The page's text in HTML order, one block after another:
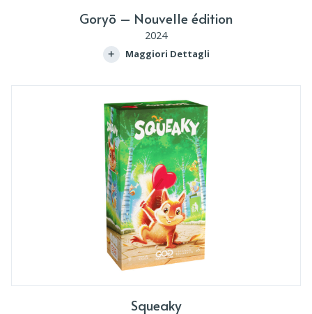
Goryō – Nouvelle édition
2024
Maggiori Dettagli
Squeaky